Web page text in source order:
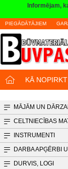
Informējam,
PIEGĀDĀTĀJIEM
KĀ NOPIRKT
MĀJĀM UN
CELTNIECĪBAS
INSTRUMENTI
DARBA APĢĒRBI
DURVIS, LOGI